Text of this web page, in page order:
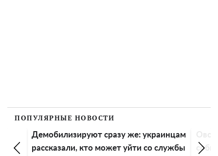
ПОПУЛЯРНЫЕ НОВОСТИ
Демобилизируют сразу же: украинцам
рассказали, кто может уйти со службы